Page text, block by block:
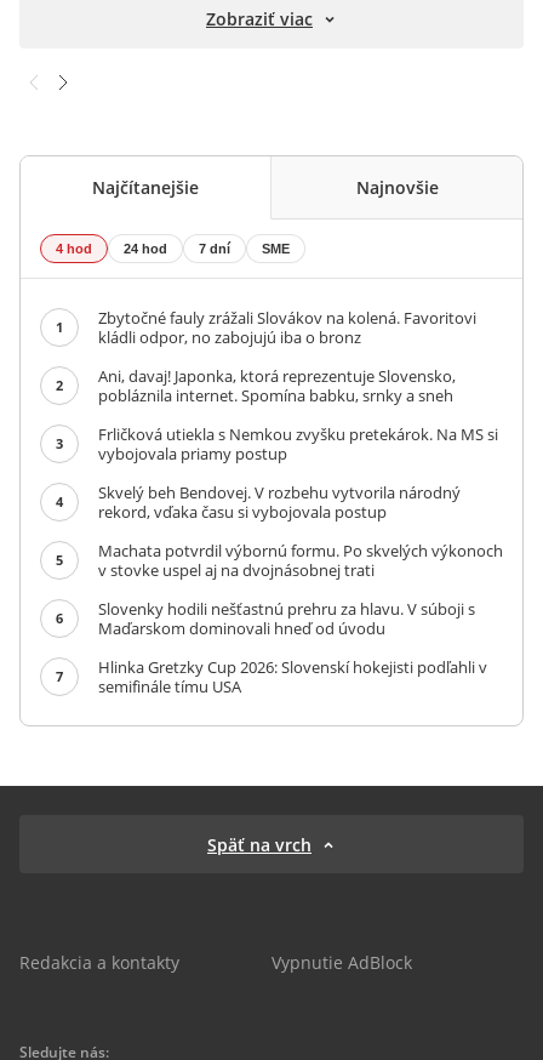
Zobraziť viac
Najčítanejšie Najnovšie
4 hod 24 hod 7 dní SME
1
Zbytočné fauly zrážali Slovákov na kolená. Favoritovi
kládli odpor, no zabojujú iba o bronz
2
Ani, davaj! Japonka, ktorá reprezentuje Slovensko,
pobláznila internet. Spomína babku, srnky a sneh
3
Frličková utiekla s Nemkou zvyšku pretekárok. Na MS si
vybojovala priamy postup
4
Skvelý beh Bendovej. V rozbehu vytvorila národný
rekord, vďaka času si vybojovala postup
5
Machata potvrdil výbornú formu. Po skvelých výkonoch
v stovke uspel aj na dvojnásobnej trati
6
Slovenky hodili nešťastnú prehru za hlavu. V súboji s
Maďarskom dominovali hneď od úvodu
7
Hlinka Gretzky Cup 2026: Slovenskí hokejisti podľahli v
semifinále tímu USA
Späť na vrch
Redakcia a kontakty Vypnutie AdBlock
Sledujte nás: